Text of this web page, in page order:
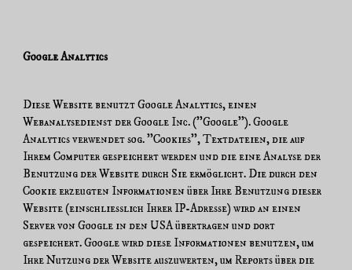
Google Analytics
Diese Website benutzt Google Analytics, einen
Webanalysedienst der Google Inc. (''Google''). Google
Analytics verwendet sog. ''Cookies'', Textdateien, die auf
Ihrem Computer gespeichert werden und die eine Analyse der
Benutzung der Website durch Sie ermöglicht. Die durch den
Cookie erzeugten Informationen über Ihre Benutzung dieser
Website (einschließlich Ihrer IP-Adresse) wird an einen
Server von Google in den USA übertragen und dort
gespeichert. Google wird diese Informationen benutzen, um
Ihre Nutzung der Website auszuwerten, um Reports über die